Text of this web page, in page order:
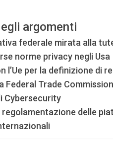
argomenti
federale mirata alla
norme privacy negli Usa
l’Ue per la definizione di
Federal Trade
Cybersecurity
regolamentazione delle